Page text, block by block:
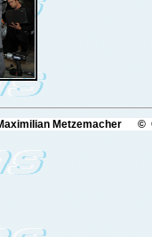
Metzemacher ©